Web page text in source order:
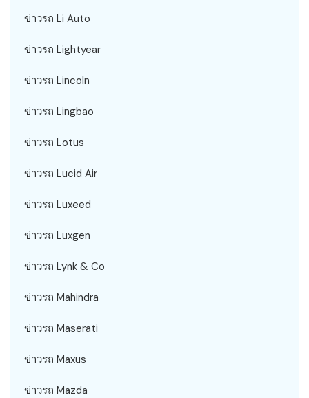
ข่าวรถ Li Auto
ข่าวรถ Lightyear
ข่าวรถ Lincoln
ข่าวรถ Lingbao
ข่าวรถ Lotus
ข่าวรถ Lucid Air
ข่าวรถ Luxeed
ข่าวรถ Luxgen
ข่าวรถ Lynk & Co
ข่าวรถ Mahindra
ข่าวรถ Maserati
ข่าวรถ Maxus
ข่าวรถ Mazda